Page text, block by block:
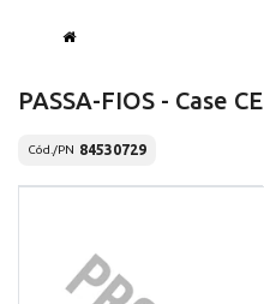
PASSA-FIOS - Case CE
Cód./PN 84530729